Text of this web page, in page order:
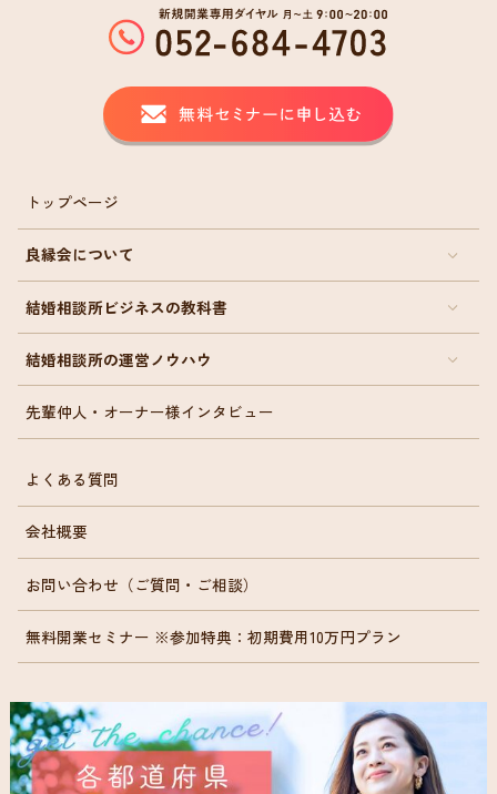
トップページ
良縁会について
結婚相談所ビジネスの教科書
結婚相談所の運営ノウハウ
先輩仲人・オーナー様インタビュー
よくある質問
会社概要
お問い合わせ（ご質問・ご相談）
無料開業セミナー ※参加特典：初期費用10万円プラン